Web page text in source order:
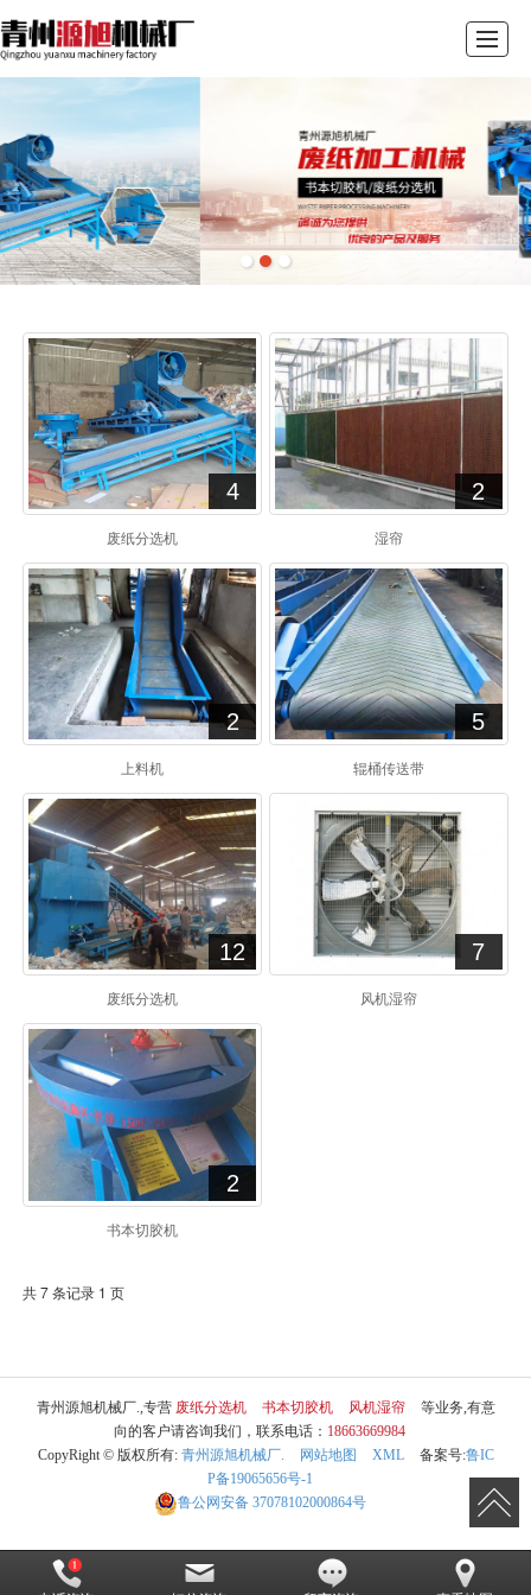
4
废纸分选机
2
湿帘
2
上料机
5
辊桶传送带
12
废纸分选机
7
风机湿帘
2
书本切胶机
共 7 条记录 1 页
青州源旭机械厂.,专营 废纸分选机 书本切胶机 风机湿帘
等业务,有意
向的客户请咨询我们，联系电话： 18663669984
CopyRight © 版权所有: 青州源旭机械厂. 网站地图 XML 备案号:鲁IC
P备19065656号-1
鲁公网安备37078102000864号